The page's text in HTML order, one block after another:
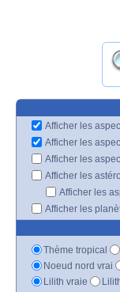
Afficher les
Afficher les
Afficher les
Afficher les
Afficher les
Afficher les
Thème tropical
Noeud nord vrai
Lilith vraie